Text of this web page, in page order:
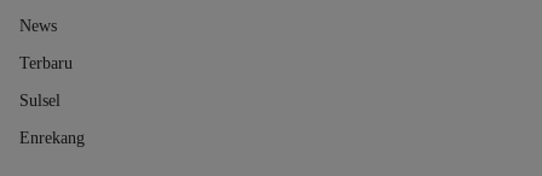
News
Terbaru
Sulsel
Enrekang